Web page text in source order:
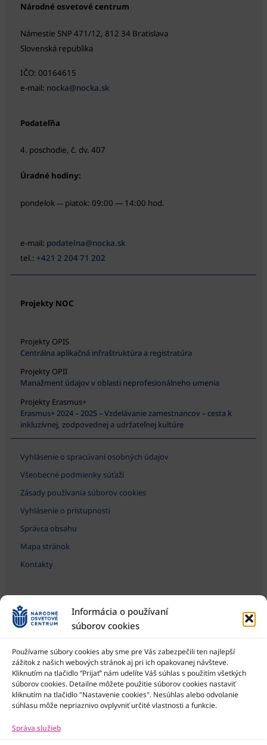
Informácia o používaní
súborov cookies
Používame súbory cookies aby sme pre Vás zabezpečili ten najlepší
zážitok z našich webových stránok aj pri ich opakovanej návšteve.
Kliknutím na tlačidlo “Prijať” nám udelíte Váš súhlas s použitím všetkých
súborov cookies. Detailne môžete použitie súborov cookies nastaviť
kliknutím na tlačidlo "Nastavenie cookies". Nesúhlas alebo odvolanie
súhlasu môže nepriaznivo ovplyvniť určité vlastnosti a funkcie.
Správa služieb
Národné osvetové centrum
Námestie SNP 471/12, 812 34 Bratislava
Slovenská republika
IČO: 00164615
e-mail: nocka@nocka.sk
Podateľňa
4. poschodie, č. dv. 407
Úradné hodiny:
pondelok — piatok: 09:00 — 14:00 hod.
e-mail: podatelna@nocka.sk
tel.: +421 2 204 71 202
Projekty NOC
Projekty OPIS
Centrálna aplikačná infraštruktúra a registratúra
Projekty OPII
Manažment údajov v oblasti neprofesionálneho umenia
Projekty Erasmus+
Erasmus+ 2024 – 2025 – Vzdelávanie zamestnancov – cesta k
inkluzívnej, zodpovednej a udržateľnej kultúre
Vyhlásenie o spracúvaní osobných údajov
Všeobecné podmienky súťaží
Zásady používania súborov cookies
Vyhlásenie o prístupnosti
Správca obsahu
Mapa stránok
Kontakty
Národné osvetové centrum je štátna príspevková organizácia
Ministerstva kultúry SR